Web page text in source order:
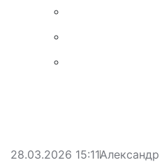
28.03.2026 15:11